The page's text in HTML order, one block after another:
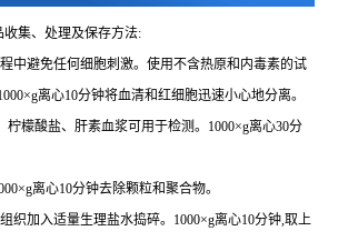
收集、处理及保存方法:
中避免任何细胞刺激。使用不含热原和内毒素的试
离心10分钟将血清和红细胞迅速小心地分离。
柠檬酸盐、肝素血浆可用于检测。 1000×g离心30分
离心10分钟去除颗粒和聚合物。
织加入适量生理盐水捣碎。 1000×g离心10分钟,取上